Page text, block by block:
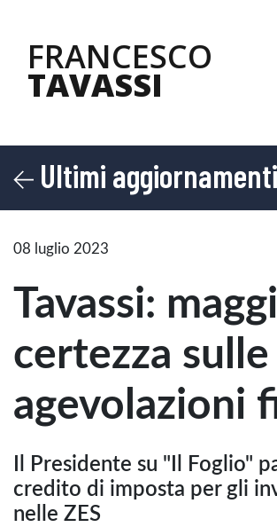
FRANCESCO
TAVASSI
Ultimi aggiornamenti
08 luglio 2023
Tavassi:
certezza sulle
agevolazioni
Il Presidente su "Il Foglio"
credito di imposta per gli
nelle ZES